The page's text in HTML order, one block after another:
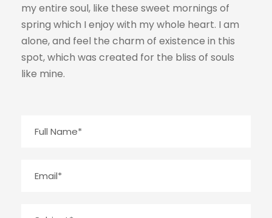
my entire soul, like these sweet mornings of
spring which I enjoy with my whole heart. I am
alone, and feel the charm of existence in this
spot, which was created for the bliss of souls
like mine.